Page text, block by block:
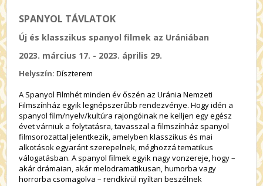
SPANYOL TÁVLATOK
Új és klasszikus spanyol filmek az Urániában
2023. március 17. - 2023. április 29.
Helyszín:Díszterem
A Spanyol Filmhét minden év őszén az Uránia Nemzeti
Filmszínház egyik legnépszerűbb rendezvénye. Hogy idén a
spanyol film/nyelv/kultúra rajongóinak ne kelljen egy egész
évet várniuk a folytatásra, tavasszal a filmszínház spanyol
filmsorozattal jelentkezik, amelyben klasszikus és mai
alkotások egyaránt szerepelnek, méghozzá tematikus
válogatásban. A spanyol filmek egyik nagy vonzereje, hogy –
akár drámaian, akár melodramatikusan, humorba vagy
horrorba csomagolva – rendkívül nyíltan beszélnek